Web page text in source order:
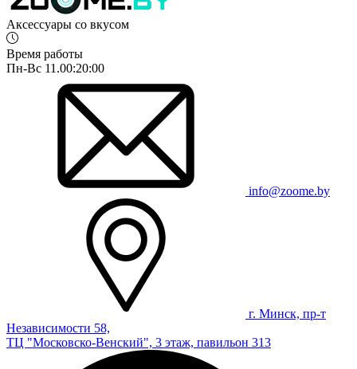
Аксессуары со вкусом
Время работы
Пн-Вс 11.00:20:00
info@zoome.by
г. Минск, пр-т
Независимости 58,
ТЦ "Московско-Венский", 3 этаж, павильон 313